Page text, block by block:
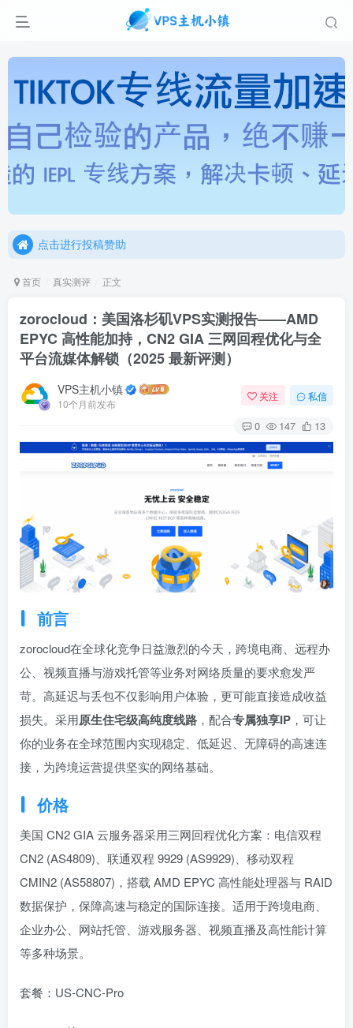
点击加入官方TG频道/聊天群
点击进行投稿赞助
首页 真实测评 正文
zorocloud：美国洛杉矶VPS实测报告——AMD
EPYC 高性能加持，CN2 GIA 三网回程优化与全
平台流媒体解锁（2025 最新评测）
VPS主机小镇
10个月前发布
关注 私信
0 147 13
前言
zorocloud在全球化竞争日益激烈的今天，跨境电商、远程办
公、视频直播与游戏托管等业务对网络质量的要求愈发严
苛。高延迟与丢包不仅影响用户体验，更可能直接造成收益
损失。采用原生住宅级高纯度线路 ，配合专属独享IP ，可让
你的业务在全球范围内实现稳定、低延迟、无障碍的高速连
接，为跨境运营提供坚实的网络基础。
价格
美国 CN2 GIA 云服务器采用三网回程优化方案：电信双程
CN2 (AS4809)、联通双程 9929 (AS9929)、移动双程
CMIN2 (AS58807)，搭载 AMD EPYC 高性能处理器与 RAID
数据保护，保障高速与稳定的国际连接。适用于跨境电商、
企业办公、网站托管、游戏服务器、视频直播及高性能计算
等多种场景。
套餐：US-CNC-Pro